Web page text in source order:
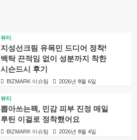
뷰티
지성선크림 유목민 드디어 정착!
백탁 끈적임 없이 성분까지 착한
시슨드시 후기
BIZMARK 이슈팀 2026년 8월 6일
뷰티
뽑아쓰는팩, 민감 피부 진정 매일
루틴 이걸로 정착했어요
BIZMARK 이슈팀 2026년 8월 4일